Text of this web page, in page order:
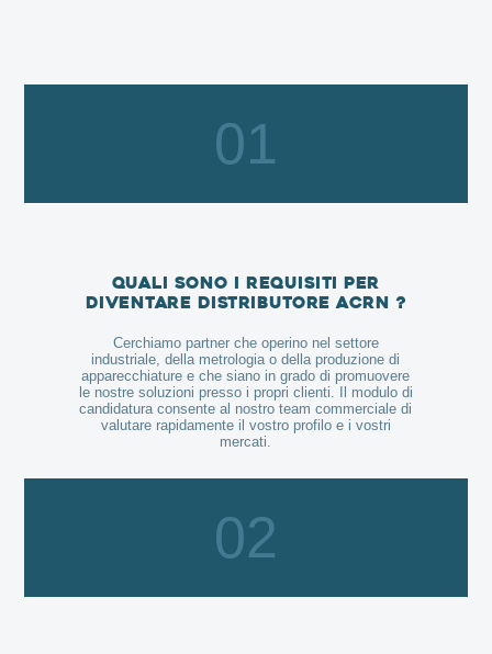
01
Quali sono i requisiti per
diventare distributore ACRN ?
Cerchiamo partner che operino nel settore
industriale, della metrologia o della produzione di
apparecchiature e che siano in grado di promuovere
le nostre soluzioni presso i propri clienti. Il modulo di
candidatura consente al nostro team commerciale di
valutare rapidamente il vostro profilo e i vostri
mercati.
02